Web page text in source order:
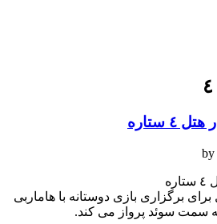
ستاره
برگزاری بازی دوستانه با هاماربی